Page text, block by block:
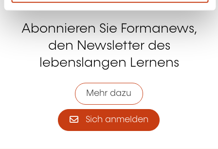
Abonnieren Sie Formanews,
den Newsletter des
lebenslangen Lernens
Mehr dazu
Sich anmelden